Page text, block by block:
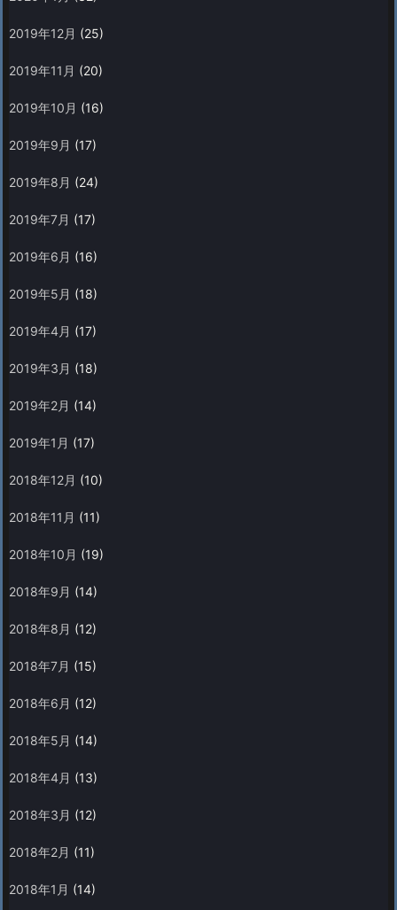
2019年12月 (25)
2019年11月 (20)
2019年10月 (16)
2019年9月 (17)
2019年8月 (24)
2019年7月 (17)
2019年6月 (16)
2019年5月 (18)
2019年4月 (17)
2019年3月 (18)
2019年2月 (14)
2019年1月 (17)
2018年12月 (10)
2018年11月 (11)
2018年10月 (19)
2018年9月 (14)
2018年8月 (12)
2018年7月 (15)
2018年6月 (12)
2018年5月 (14)
2018年4月 (13)
2018年3月 (12)
2018年2月 (11)
2018年1月 (14)